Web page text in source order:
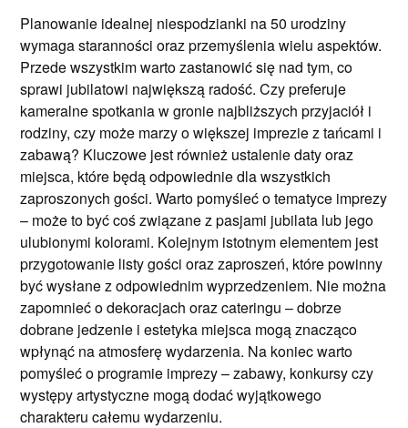
Planowanie idealnej niespodzianki na 50 urodziny
wymaga staranności oraz przemyślenia wielu aspektów.
Przede wszystkim warto zastanowić się nad tym, co
sprawi jubilatowi największą radość. Czy preferuje
kameralne spotkania w gronie najbliższych przyjaciół i
rodziny, czy może marzy o większej imprezie z tańcami i
zabawą? Kluczowe jest również ustalenie daty oraz
miejsca, które będą odpowiednie dla wszystkich
zaproszonych gości. Warto pomyśleć o tematyce imprezy
– może to być coś związane z pasjami jubilata lub jego
ulubionymi kolorami. Kolejnym istotnym elementem jest
przygotowanie listy gości oraz zaproszeń, które powinny
być wysłane z odpowiednim wyprzedzeniem. Nie można
zapomnieć o dekoracjach oraz cateringu – dobrze
dobrane jedzenie i estetyka miejsca mogą znacząco
wpłynąć na atmosferę wydarzenia. Na koniec warto
pomyśleć o programie imprezy – zabawy, konkursy czy
występy artystyczne mogą dodać wyjątkowego
charakteru całemu wydarzeniu.